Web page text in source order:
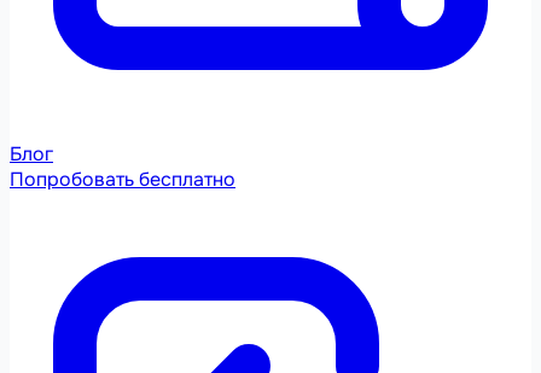
Блог
Попробовать бесплатно